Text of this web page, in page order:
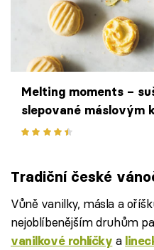
Melting moments –
slepované máslovým
pomerančem
Tradiční české
Vůně vanilky, másla a
nejoblíbenějším druhům
vanilkové rohlíčky a